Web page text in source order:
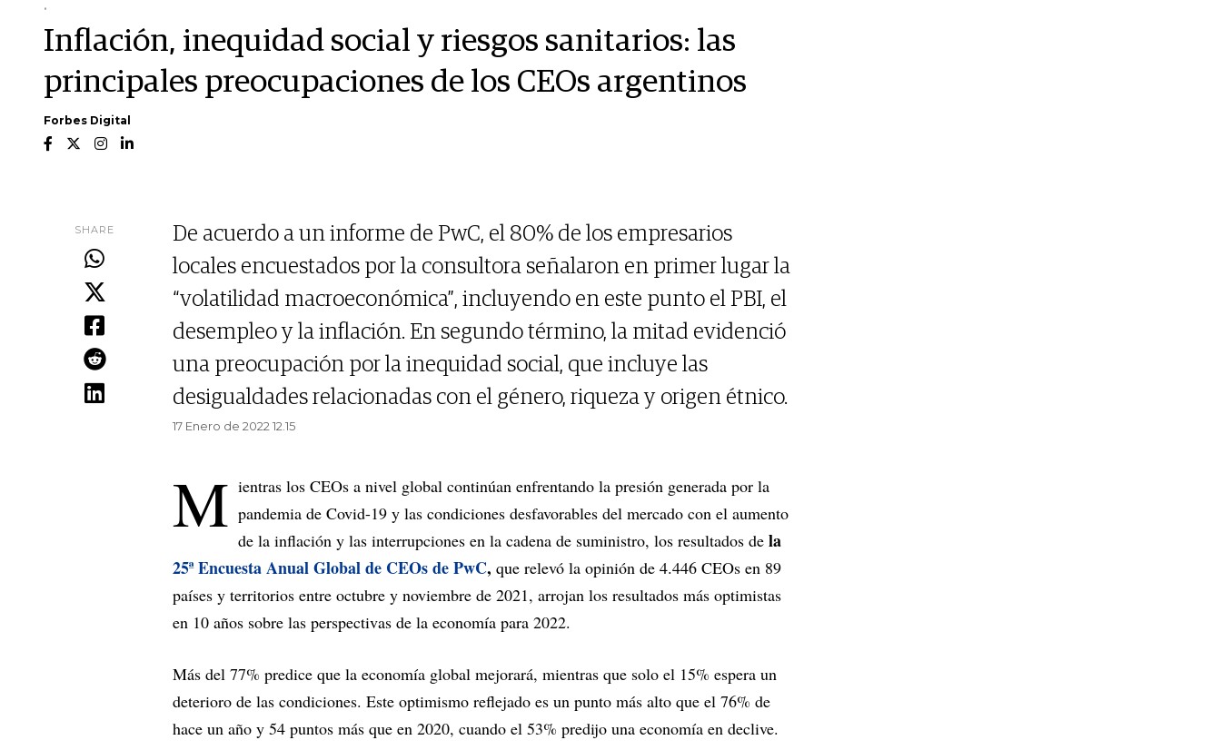
.
Inflación, inequidad social y riesgos sanitarios: las
principales preocupaciones de los CEOs argentinos
Forbes Digital
SHARE
De acuerdo a un informe de PwC, el 80% de los empresarios
locales encuestados por la consultora señalaron en primer lugar la
“volatilidad macroeconómica”, incluyendo en este punto el PBI, el
desempleo y la inflación. En segundo término, la mitad evidenció
una preocupación por la inequidad social, que incluye las
desigualdades relacionadas con el género, riqueza y origen étnico.
17 Enero de 2022 12.15
M ientras los CEOs a nivel global continúan enfrentando la presión generada por la
pandemia de Covid-19 y las condiciones desfavorables del mercado con el aumento
de la inflación y las interrupciones en la cadena de suministro, los resultados de la
25ª Encuesta Anual Global de CEOs de PwC, que relevó la opinión de 4.446 CEOs en 89
países y territorios entre octubre y noviembre de 2021, arrojan los resultados más optimistas
en 10 años sobre las perspectivas de la economía para 2022.
Más del 77% predice que la economía global mejorará, mientras que solo el 15% espera un
deterioro de las condiciones. Este optimismo reflejado es un punto más alto que el 76% de
hace un año y 54 puntos más que en 2020, cuando el 53% predijo una economía en declive.